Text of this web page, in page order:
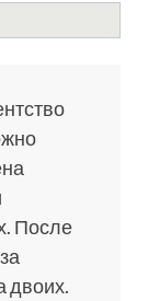
После
двоих.